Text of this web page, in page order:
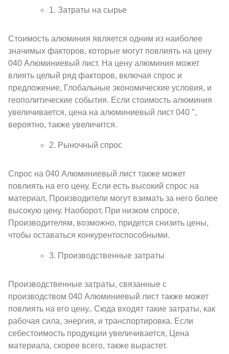
1. Затраты на сырье
Стоимость алюминия является одним из наиболее
значимых факторов, которые могут повлиять на цену
040 Алюминиевый лист. На цену алюминия может
влиять целый ряд факторов, включая спрос и
предложение, Глобальные экономические условия, и
геополитические события. Если стоимость алюминия
увеличивается, цена на алюминиевый лист 040 ″,
вероятно, также увеличится.
2. Рыночный спрос
Спрос на 040 Алюминиевый лист также может
повлиять на его цену. Если есть высокий спрос на
материал, Производители могут взимать за него более
высокую цену. Наоборот, При низком спросе,
Производителям, возможно, придется снизить цены,
чтобы оставаться конкурентоспособными.
3. Производственные затраты
Производственные затраты, связанные с
производством 040 Алюминиевый лист также может
повлиять на его цену.. Сюда входят такие затраты, как
рабочая сила, энергия, и транспортировка. Если
себестоимость продукции увеличивается, Цена
материала, скорее всего, также вырастет.